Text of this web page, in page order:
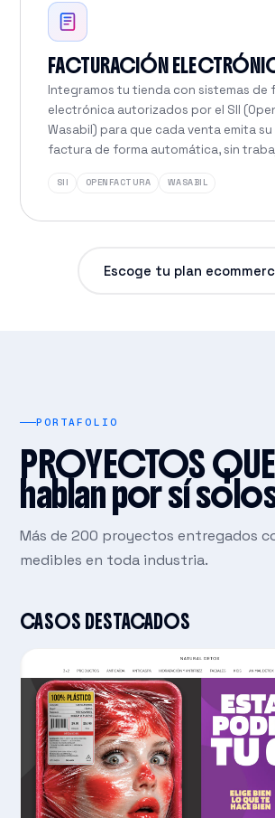
FACTURACIÓN
Integramos tu tienda con sistemas de
electrónica autorizados por el SII
Wasabil) para que cada venta emita
factura de forma automática, sin
SII OPENFACTURA WASABIL
Escoge tu plan
PORTAFOLIO
PROYECTOS QUE
hablan por sí
Más de 200 proyectos entregados
medibles en toda industria.
CASOS DESTACADOS